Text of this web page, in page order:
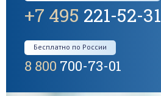
+7 495 221-52-31
Бесплатно по России
8 800 700-73-01